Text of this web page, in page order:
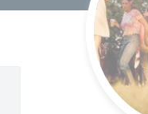
: visites et
dans la lande du